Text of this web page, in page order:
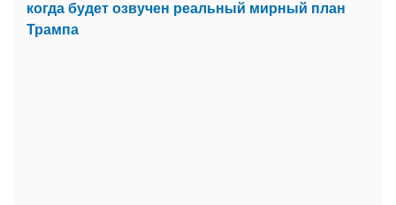
когда будет озвучен реальный мирный план
Трампа